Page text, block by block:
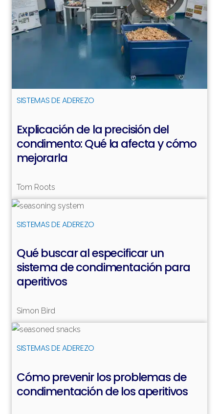
SISTEMAS DE ADEREZO
Explicación de la precisión del
condimento: Qué la afecta y cómo
mejorarla
Tom Roots
SISTEMAS DE ADEREZO
Qué buscar al especificar un
sistema de condimentación para
aperitivos
Simon Bird
SISTEMAS DE ADEREZO
Cómo prevenir los problemas de
condimentación de los aperitivos